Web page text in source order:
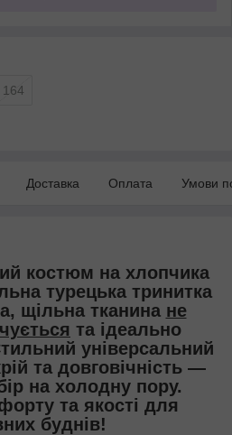
164
Доставка Оплата Умови
костюм на хлопчика
турецька тринитка
щільна тканина не
та ідеально
універсальний
та довговічність —
на холодну пору.
та якості для
буднів!